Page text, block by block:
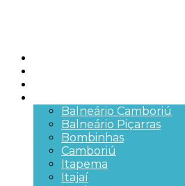
Balneário Camboriú
Balneário Piçarras
Bombinhas
Camboriú
Itapema
Itajaí